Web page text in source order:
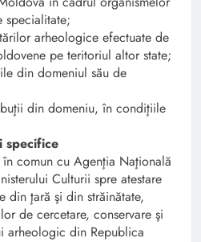
specialitate;
arheologice efectuate de
pe teritoriul altor state;
din domeniul său de
din domeniu, în condiţiile
comun cu Agenţia Naţională
Culturii spre atestare
din ţară şi din străinătate,
de cercetare, conservare şi
arheologic din Republica